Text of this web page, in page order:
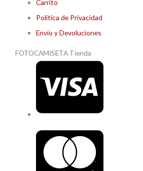
Carrito
Política de Privacidad
Envío y Devoluciones
FOTOCAMISETA Tienda